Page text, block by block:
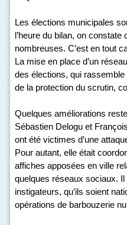
Les élections municipales
l’heure du bilan, on
nombreuses. C’est en tout
La mise en place d’un
des élections, qui
de la protection du scrutin,
Quelques améliorations
Sébastien Delogu et
ont été victimes d’une
Pour autant, elle était
affiches apposées en ville
quelques réseaux sociaux.
instigateurs, qu’ils soient
opérations de barbouzerie